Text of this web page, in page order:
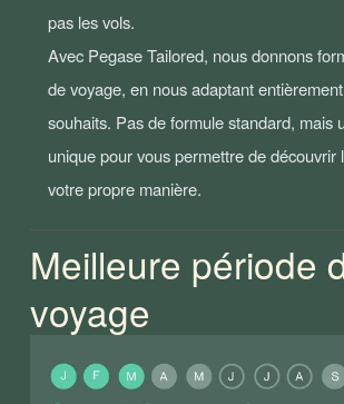
pas les vols.
Avec Pegase Tailored, nous donnons
de voyage, en nous adaptant
souhaits. Pas de formule standard, mais
unique pour vous permettre de découvrir
votre propre manière.
Meilleure période
voyage